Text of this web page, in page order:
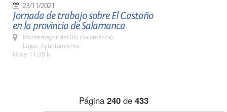
23/11/2021
Jornada de trabajo sobre El Castaño
en la provincia de Salamanca
Montemayor del Río (Salamanca)
Lugar: Ayuntamiento
Hora: 11:30 h.
Página 240de 433